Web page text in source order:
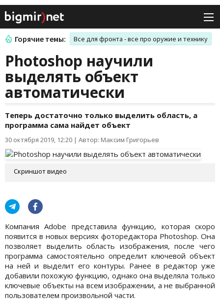
Горячие темы: Все для фронта - все про оружие и технику
Photoshop научили
выделять объект
автоматически
Теперь достаточно только выделить область, а
программа сама найдет объект
30 октября 2019, 12:20 | Автор: Максим Григорьев
Скриншот видео
Компания Adobe представила функцию, которая скоро
появится в новых версиях фоторедактора Photoshop. Она
позволяет выделить область изображения, после чего
программа самостоятельно определит ключевой объект
на ней и выделит его контуры. Ранее в редактор уже
добавили похожую функцию, однако она выделяла только
ключевые объекты на всем изображении, а не выбранной
пользователем произвольной части.